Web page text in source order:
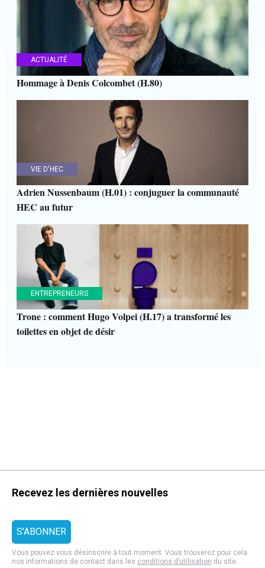
ACTUALITÉ
Hommage à Denis Colcombet (H.80)
VIE D'HEC
Adrien Nussenbaum (H.01) : conjuguer la communauté
HEC au futur
ENTREPRENEURS
Trone : comment Hugo Volpei (H.17) a transformé les
toilettes en objet de désir
Recevez les dernières nouvelles
Vous pouvez vous désinscrire à tout moment. Vous trouverez pour cela
nos informations de contact dans les conditions d’utilisation du site.